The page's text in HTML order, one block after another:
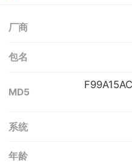
厂商
包名
MD5
系统
年龄